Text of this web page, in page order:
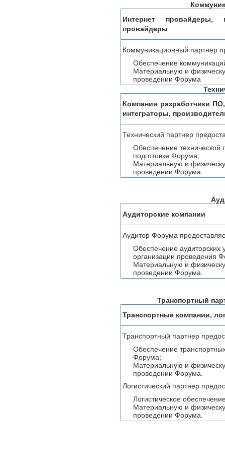
Интернет провайдеры,
провайдеры
Коммуникационный партнер
Обеспечение
Материальную и
проведении Форума
Компании разработчики
интеграторы,
Технический партнер
Обеспечение
подготовке Форума;
Материальную и
проведении Форума.
Аудиторские компании
Аудитор Форума
Обеспечение аудиторских
организации проведения
Материальную и
проведении Форума.
Транспортный
Транспортные компании,
Транспортный партнер
Обеспечение
Форума;
Материальную и
проведении Форума.
Логистический партнер
Логистическое
Материальную и
проведении Форума.